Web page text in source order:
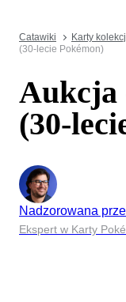
Catawiki Karty
(30-lecie Pokémon)
Aukcja
(30-
Nadzorowana
Ekspert w Karty